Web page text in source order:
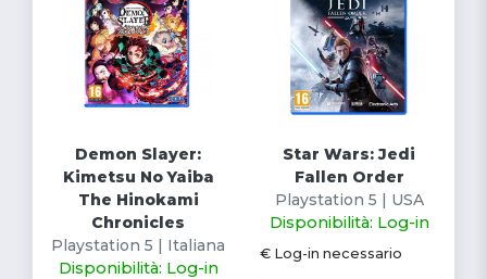
Demon Slayer:
Kimetsu No Yaiba
The Hinokami
Chronicles
Playstation 5 | Italiana
Disponibilità: Log-in
Star Wars: Jedi
Fallen Order
Playstation 5 | USA
Disponibilità: Log-in
€ Log-in necessario